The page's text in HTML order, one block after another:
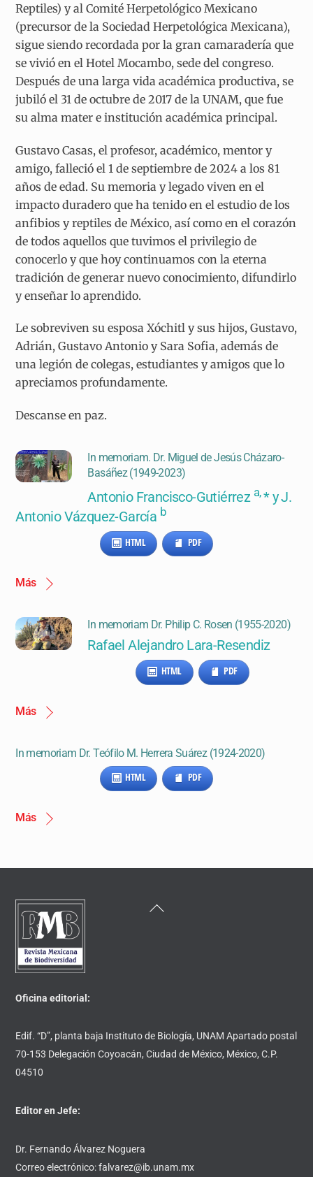
Reptiles) y al Comité Herpetológico Mexicano
(precursor de la Sociedad Herpetológica Mexicana),
sigue siendo recordada por la gran camaradería que
se vivió en el Hotel Mocambo, sede del congreso.
Después de una larga vida académica productiva, se
jubiló el 31 de octubre de 2017 de la UNAM, que fue
su alma mater e institución académica principal.
Gustavo Casas, el profesor, académico, mentor y
amigo, falleció el 1 de septiembre de 2024 a los 81
años de edad. Su memoria y legado viven en el
impacto duradero que ha tenido en el estudio de los
anfibios y reptiles de México, así como en el corazón
de todos aquellos que tuvimos el privilegio de
conocerlo y que hoy continuamos con la eterna
tradición de generar nuevo conocimiento, difundirlo
y enseñar lo aprendido.
Le sobreviven su esposa Xóchitl y sus hijos, Gustavo,
Adrián, Gustavo Antonio y Sara Sofia, además de
una legión de colegas, estudiantes y amigos que lo
apreciamos profundamente.
Descanse en paz.
In memoriam. Dr. Miguel de Jesús Cházaro-
Basáñez (1949-2023)
Antonio Francisco-Gutiérrez a,* y J.
Antonio Vázquez-García b
HTML PDF
Más
In memoriam Dr. Philip C. Rosen (1955-2020)
Rafael Alejandro Lara-Resendiz
HTML PDF
Más
In memoriam Dr. Teófilo M. Herrera Suárez (1924-2020)
HTML
PDF
Más
Back
Oficina editorial:
Edif. “D”, planta baja Instituto de Biología, UNAM Apartado postal
70-153 Delegación Coyoacán, Ciudad de México, México, C.P.
04510
Editor en Jefe:
Dr. Fernando Álvarez Noguera
Correo electrónico: falvarez@ib.unam.mx